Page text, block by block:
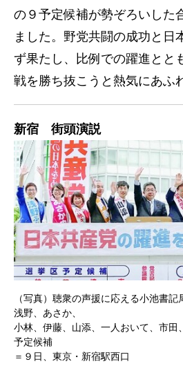
の９予定候補が勢ぞろいした
ました。野党共闘の成功と日
ず果たし、比例での躍進とと
戦を勝ち抜こうと熱気にあふ
新宿 街頭演説
（写真）聴衆の声援に応える小池書記
浅野、あさか、
小林、伊藤、山添、一人おいて、市田
予定候補
＝９日、東京・新宿駅西口